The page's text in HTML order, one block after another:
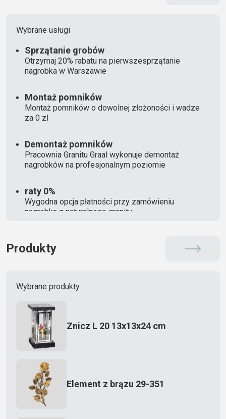
Wybrane usługi
Sprzątanie grobów
Otrzymaj 20% rabatu na pierwszesprzątanie
nagrobka w Warszawie
Montaż pomników
Montaż pomników o dowolnej złożoności i wadze
za 0 zl
Demontaż pomników
Pracownia Granitu Graal wykonuje demontaż
nagrobków na profesjonalnym poziomie
raty 0%
Wygodna opcja płatności przy zamówieniu
nagrobka z naturalnego granitu
Produkty
Wybrane produkty
Znicz L 20 13x13x24 cm
Element z brązu 29-351